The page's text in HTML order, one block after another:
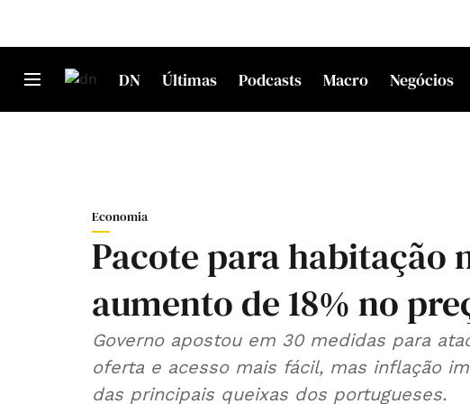
DN Últimas Podcasts Macro Negócios
Economia
Pacote para habitação
aumento de 18% no
Governo apostou em 30 medidas para
oferta e acesso mais fácil, mas inflação
das principais queixas dos portugueses.